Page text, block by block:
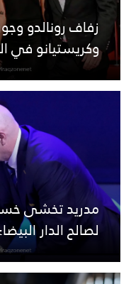
زفاف رونالدو
وكريستيانو في
لصالح الدار